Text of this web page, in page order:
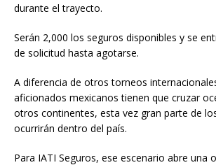
durante el trayecto.
Serán 2,000 los seguros disponibles y se
de solicitud hasta agotarse.
A diferencia de otros torneos
aficionados mexicanos tienen que cruzar
otros continentes, esta vez gran parte de
ocurrirán dentro del país.
Para IATI Seguros, ese escenario abre una